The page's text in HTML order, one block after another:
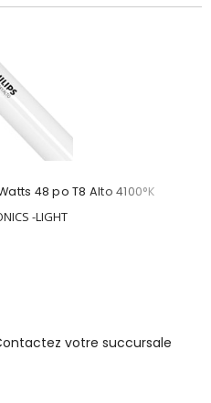
48 po T8 Alto 4100°K
-LIGHT
votre succursale